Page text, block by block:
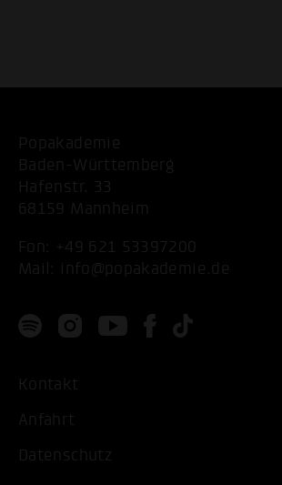
Popakademie
Baden-Württemberg
Hafenstr. 33
68159 Mannheim
Fon: +49 621 53397200
Mail: info@popakademie.de
Kontakt
Anfahrt
Datenschutz